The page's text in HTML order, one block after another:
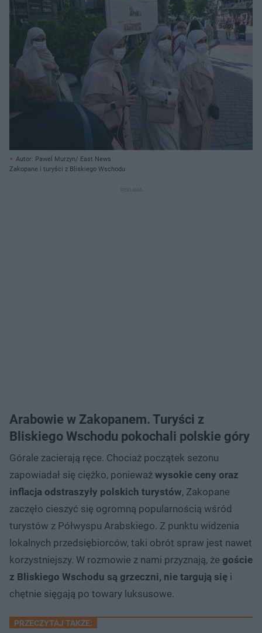
Autor: Pawel Murzyn/ East News
Zakopane i turyści z Bliskiego Wschodu
Arabowie w Zakopanem. Turyści z
Bliskiego Wschodu pokochali polskie góry
Górale zacierają ręce. Chociaż początek sezonu
zapowiadał się ciężko, ponieważ wysokie ceny oraz
inflacja odstraszyły polskich turystów, Zakopane
zaczęło cieszyć się ogromną popularnością wśród
turystów z Półwyspu Arabskiego. Z punktu widzenia
lokalnych przedsiębiorców, taki obrót spraw jest nawet
korzystniejszy. W rozmowie z nami przyznają, że goście
z Bliskiego Wschodu są grzeczni, nie targują się i
chętnie sięgają po towary luksusowe.
PRZECZYTAJ TAKŻE: